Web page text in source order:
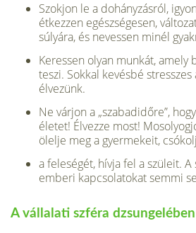
Szokjon le a dohányzásról,
étkezzen egészségesen,
súlyára, és nevessen minél
Keressen olyan munkát, amely
teszi. Sokkal kevésbé
élvezünk.
Ne várjon a „szabadidőre”,
életet! Élvezze most!
ölelje meg a gyermekeit,
a feleségét, hívja fel a szüleit. A
emberi kapcsolatokat semmi
A vállalati szféra dzsungelében